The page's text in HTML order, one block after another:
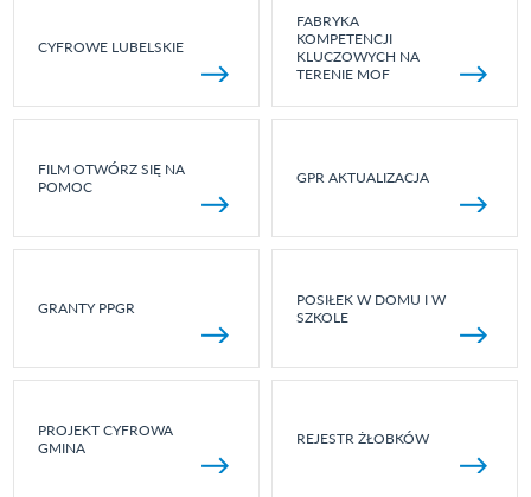
CYFROWE LUBELSKIE
FABRYKA
KOMPETENCJI
KLUCZOWYCH NA
TERENIE MOF
FILM OTWÓRZ SIĘ NA
POMOC
GPR AKTUALIZACJA
GRANTY PPGR
POSIŁEK W DOMU I W
SZKOLE
PROJEKT CYFROWA
GMINA
REJESTR ŻŁOBKÓW